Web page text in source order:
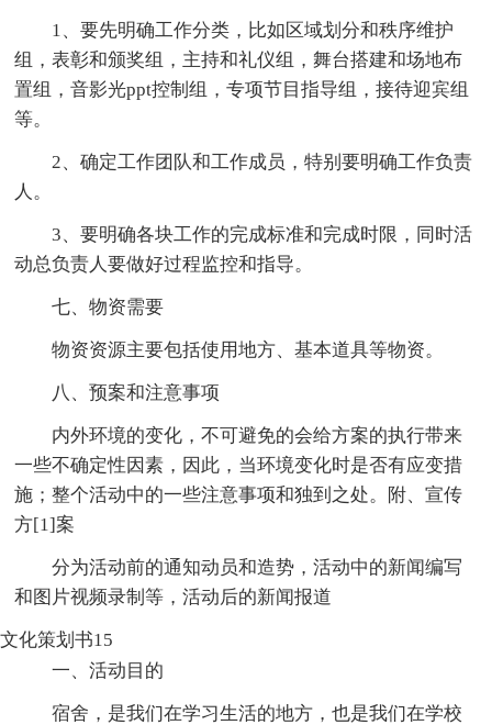
1、要先明确工作分类，比如区域划分和秩序维护
组，表彰和颁奖组，主持和礼仪组，舞台搭建和场地布
置组，音影光ppt控制组，专项节目指导组，接待迎宾组
等。
2、确定工作团队和工作成员，特别要明确工作负责
人。
3、要明确各块工作的完成标准和完成时限，同时活
动总负责人要做好过程监控和指导。
七、物资需要
物资资源主要包括使用地方、基本道具等物资。
八、预案和注意事项
内外环境的变化，不可避免的会给方案的执行带来
一些不确定性因素，因此，当环境变化时是否有应变措
施；整个活动中的一些注意事项和独到之处。附、宣传
方[1]案
分为活动前的通知动员和造势，活动中的新闻编写
和图片视频录制等，活动后的新闻报道
文化策划书15
一、活动目的
宿舍，是我们在学习生活的地方，也是我们在学校